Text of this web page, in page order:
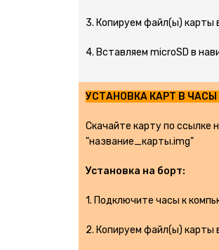
3. Копируем файл(ы) карты
4. Вставляем microSD в
УСТАНОВКА КАРТ В ЧАСЫ
Скачайте карту по ссылке
"название_карты.img"
Установка на борт:
1. Подключите часы к
2. Копируем файл(ы) карты